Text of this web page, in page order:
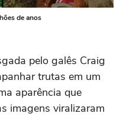
de anos
pelo galês Craig
trutas em um
aparência que
imagens viralizaram